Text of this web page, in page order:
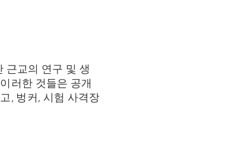
근교의 연구 및 생
러한 것들은 공개
, 벙커, 시험 사격장